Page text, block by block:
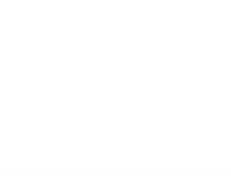
chờ đợi bạn